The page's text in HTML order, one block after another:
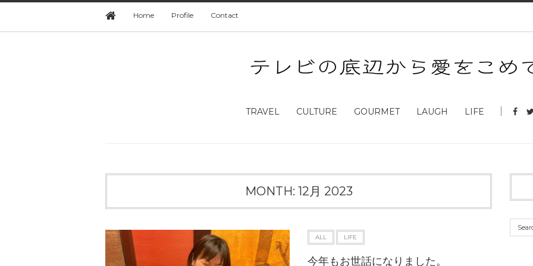
Home Profile Contact
TRAVEL CULTURE GOURMET LAUGH LIFE
MONTH: 12月 2023
ALL LIFE
今年もお世話になりました。